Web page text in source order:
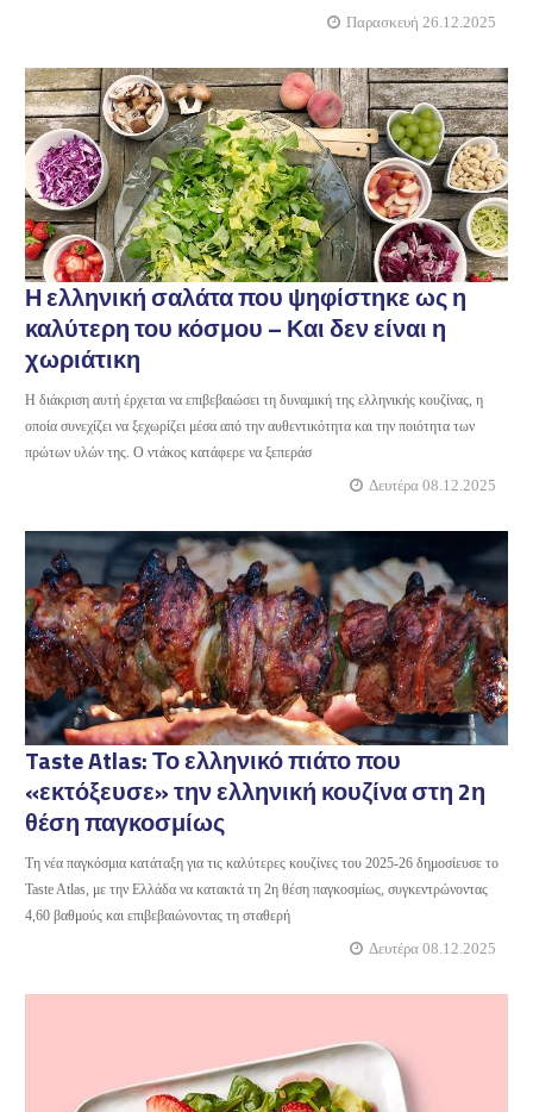
Παρασκευή 26.12.2025
Η ελληνική σαλάτα που ψηφίστηκε ως η
καλύτερη του κόσμου – Και δεν είναι η
χωριάτικη
Η διάκριση αυτή έρχεται να επιβεβαιώσει τη δυναμική της ελληνικής κουζίνας, η
οποία συνεχίζει να ξεχωρίζει μέσα από την αυθεντικότητα και την ποιότητα των
πρώτων υλών της. Ο ντάκος κατάφερε να ξεπεράσ
Δευτέρα 08.12.2025
Taste Atlas: Το ελληνικό πιάτο που
«εκτόξευσε» την ελληνική κουζίνα στη 2η
θέση παγκοσμίως
Τη νέα παγκόσμια κατάταξη για τις καλύτερες κουζίνες του 2025-26 δημοσίευσε το
Taste Atlas, με την Ελλάδα να κατακτά τη 2η θέση παγκοσμίως, συγκεντρώνοντας
4,60 βαθμούς και επιβεβαιώνοντας τη σταθερή
Δευτέρα 08.12.2025